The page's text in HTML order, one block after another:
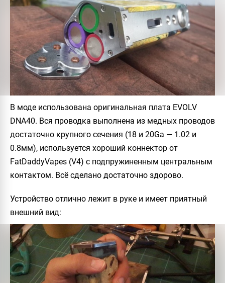
В моде использована оригинальная плата EVOLV
DNA40. Вся проводка выполнена из медных проводов
достаточно крупного сечения (18 и 20Ga — 1.02 и
0.8мм), используется хороший коннектор от
FatDaddyVapes (V4) с подпружиненным центральным
контактом. Всё сделано достаточно здорово.
Устройство отлично лежит в руке и имеет приятный
внешний вид: